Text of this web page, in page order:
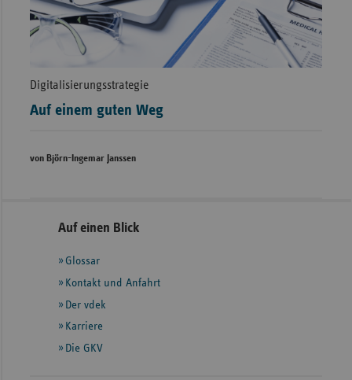
Digitalisierungsstrategie
Auf einem guten Weg
von Björn-Ingemar Janssen
Seitennavigation
Seitenleiste
weiteren
Informationen
Auf einen Blick
Glossar
Kontakt und Anfahrt
Der vdek
Karriere
Die GKV